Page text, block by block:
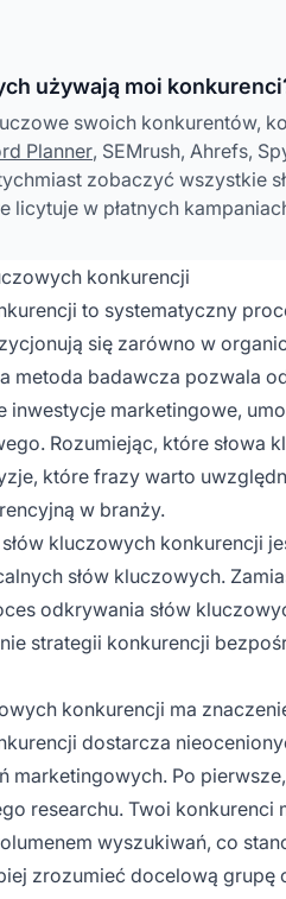
używają moi
swoich konkurentów,
Planner, SEMrush, Ahrefs,
zobaczyć wszystkie
licytuje w płatnych
konkurencji
to systematyczny
się zarówno w
metoda badawcza pozwala
marketingowe,
Rozumiejąc, które
które frazy warto
w branży.
kluczowych konkurencji
słów kluczowych.
odkrywania słów
strategii konkurencji
konkurencji ma
dostarcza
marketingowych. Po
researchu. Twoi konkurenci
wyszukiwań, co
zrozumieć docelową